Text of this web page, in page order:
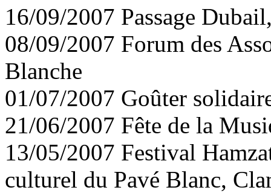
16/09/2007 Passage
08/09/2007 Forum des
Blanche
01/07/2007 Goûter
21/06/2007 Fête de la
13/05/2007 Festival
culturel du Pavé Blanc,